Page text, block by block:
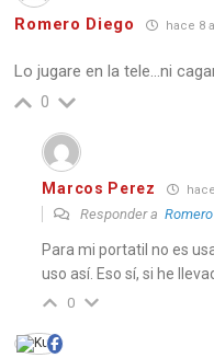
Romero Diego hace 8
Lo jugare en la tele…ni
0
Marcos Perez
Responder a
Para mi portatil no es
uso así. Eso sí, si he
0